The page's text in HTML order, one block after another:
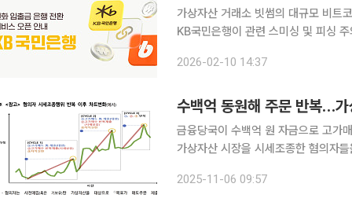
가상자산 거래소 빗썸의 대규모 비트
KB국민은행이 관련 스미싱 및 피싱 주의 경보를 울렸다. 지난 9
요하다고 안내했다. 이번 오지급 사고
2026-02-10 14:37
수백억 동원해 주문 반복…
금융당국이 수백억 원 자금으로 고가
가상자산 시장을 시세조종한 혐의자들을 고발했다. 금융위원회는 5일 제
시장 모니터링 과정에서 포착한 사안
2025-11-06 09:57